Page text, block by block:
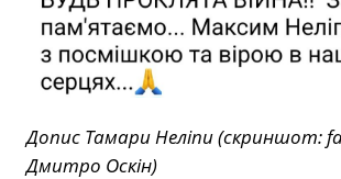
Допис Тамари Неліпи (скриншот:
Дмитро Оскін)